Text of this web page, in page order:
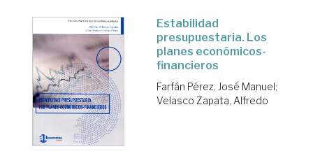
Estabilidad
presupuestaria. Los
planes económicos-
financieros
Farfán Pérez, José Manuel;
Velasco Zapata, Alfredo